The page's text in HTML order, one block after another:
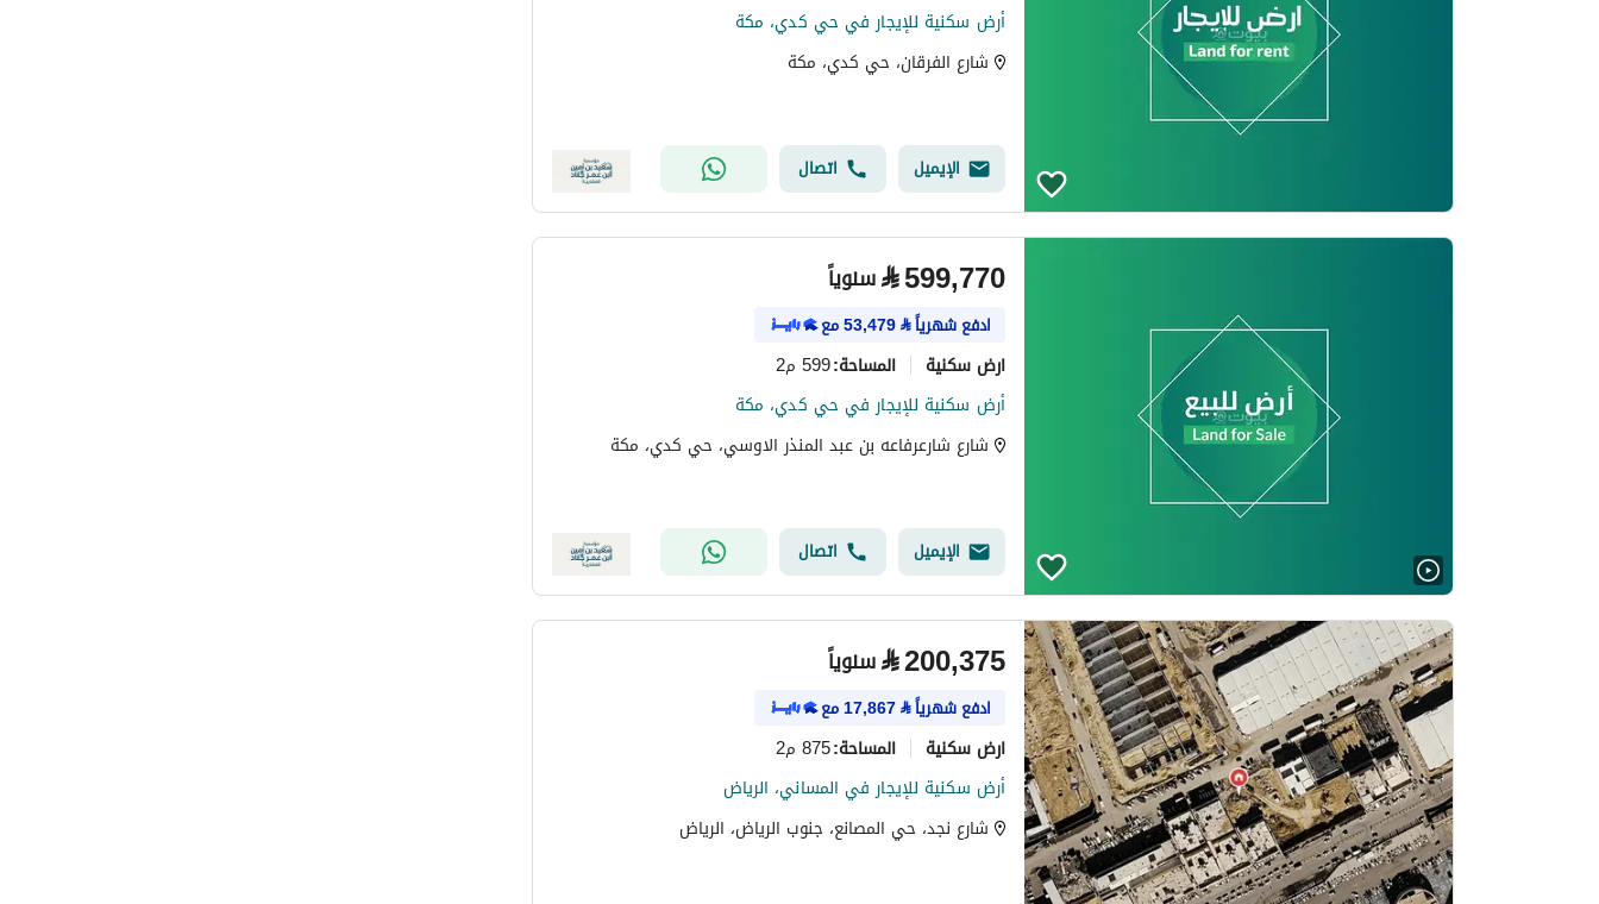
أرض سكنية للإيجار في حي كدي، مكة
شارع الفرقان، حي كدي، مكة
الإيميل اتصال
⃁599,770 سنوياً
ادفع شهرياً⃁
53,479مع
ارض سكنية المساحة:599 م2
أرض سكنية للإيجار في حي كدي، مكة
شارع شارعرفاعه بن عبد المنذر الاوسي، حي كدي، مكة
الإيميل اتصال
⃁200,375 سنوياً
ادفع شهرياً⃁
17,867مع
ارض سكنية المساحة:875 م2
أرض سكنية للإيجار في المساني، الرياض
شارع نجد، حي المصانع، جنوب الرياض، الرياض